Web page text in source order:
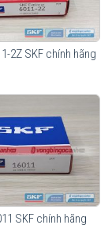
trong và sử dụng
dụng trong môi
2Z SKF chính hãng
SKF chính hãng